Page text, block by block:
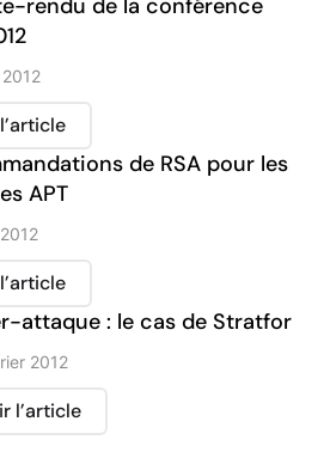
rendu de la conférence
de RSA pour les
APT
attaque : le cas de Stratfor
2012
l’article